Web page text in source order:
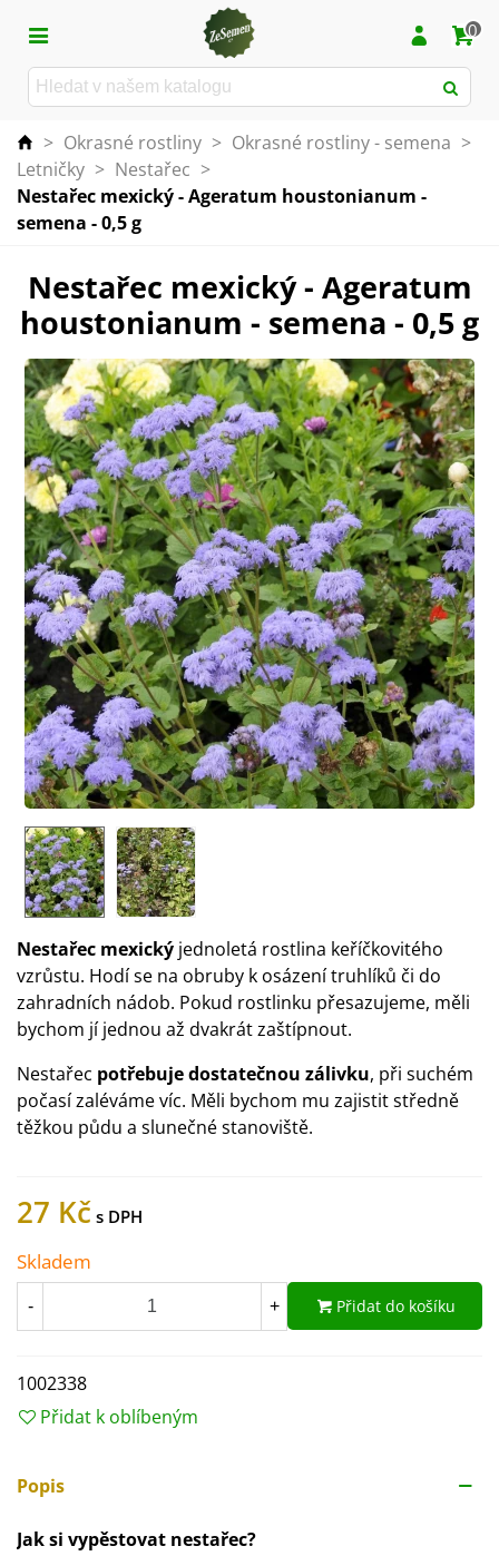
0
> Okrasné rostliny > Okrasné rostliny - semena >
Letničky > Nestařec >
Nestařec mexický - Ageratum houstonianum -
semena - 0,5 g
Nestařec mexický - Ageratum
houstonianum - semena - 0,5 g
Nestařec mexický jednoletá rostlina keříčkovitého
vzrůstu. Hodí se na obruby k osázení truhlíků či do
zahradních nádob. Pokud rostlinku přesazujeme, měli
bychom jí jednou až dvakrát zaštípnout.
Nestařec potřebuje dostatečnou zálivku, při suchém
počasí zaléváme víc. Měli bychom mu zajistit středně
těžkou půdu a slunečné stanoviště.
27 Kč
Skladem
- + Přidat do košíku
1002338
Přidat k oblíbeným
Popis
Jak si vypěstovat nestařec?